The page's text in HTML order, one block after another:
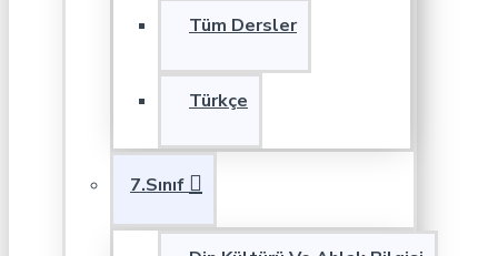
Tüm Dersler
Türkçe
7.Sınıf